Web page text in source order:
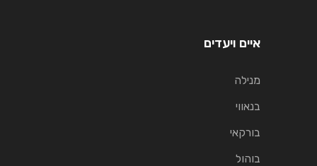
איים ויעדים
מנילה
בנאווי
בורקאי
בוהול